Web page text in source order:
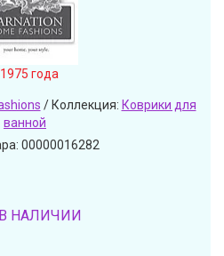
года
/ Коллекция: Коврики для
ванной
00000016282
НАЛИЧИИ